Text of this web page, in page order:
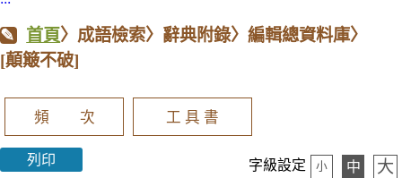
首頁〉成語檢索〉辭典附錄〉編輯總資料庫〉
[顛簸不破]
頻 次 工 具 書
列印 字級設定 小 中 大